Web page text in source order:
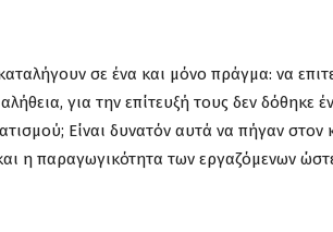
σε ένα και μόνο πράγμα: να
για την επίτευξή τους δεν δόθηκε
Είναι δυνατόν αυτά να πήγαν στον
η παραγωγικότητα των εργαζόμενων